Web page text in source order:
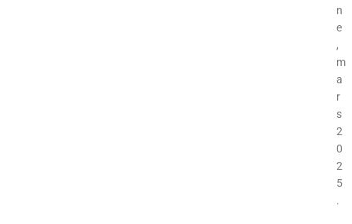
n
e
,
m
a
r
s
2
0
2
5
.